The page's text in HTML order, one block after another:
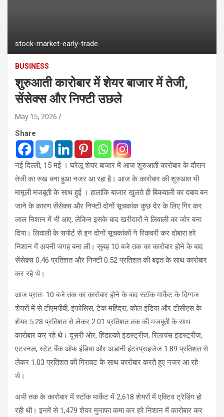
stock-market-early-trade
BUSINESS
शुरुआती कारोबार में शेयर बाजार में तेजी,
सेंसेक्स और निफ्टी उछले
May 15, 2026
Share
नई दिल्ली, 15 मई । घरेलू शेयर बाजार में आज शुरुआती कारोबार के दौरान
तेजी का रुख बना हुआ नजर आ रहा है। आज के कारोबार की शुरुआत भी
मामूली मजबूती के साथ हुई । हालांकि बाजार खुलते ही बिकवाली का दबाव बन
जाने के कारण सेंसेक्स और निफ्टी दोनों सूचकांक कुछ देर के लिए गिर कर
लाल निशान में भी आए, लेकिन इसके बाद खरीदारों ने लिवाली का जोर बना
दिया। लिवाली के सपोर्ट से इन दोनों सूचकांकों ने रिकवरी कर दोबारा हरे
निशान में अपनी जगह बना ली। सुबह 10 बजे तक का कारोबार होने के बाद
सेंसेक्स 0.46 प्रतिशत और निफ्टी 0.52 प्रतिशत की बढ़त के साथ कारोबार
कर रहे थे।
आज प्रातः 10 बजे तक का कारोबार होने के बाद स्टॉक मार्केट के दिग्गज
शेयरों में से टीएमपीवी, इंफोसिस, टेक महिंद्रा, कोल इंडिया और टीसीएस के
शेयर 5.28 प्रतिशत से लेकर 2.01 प्रतिशत तक की मजबूती के साथ
कारोबार कर रहे थे। दूसरी ओर, हिंडाल्को इंडस्ट्रीज, रिलायंस इंडस्ट्रीज,
एटरनल, स्टेट बैंक ऑफ इंडिया और अडानी इंटरप्राइजेज 1.89 प्रतिशत से
लेकर 1.03 प्रतिशत की गिरावट के साथ कारोबार करते हुए नजर आ रहे
थे।
अभी तक के कारोबार में स्टॉक मार्केट में 2,618 शेयरों में एक्टिव ट्रेडिंग हो
रही थी। इनमें से 1,479 शेयर मुनाफा कमा कर हरे निशान में कारोबार कर